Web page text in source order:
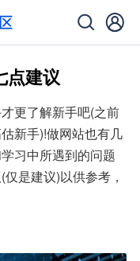
点建议
更了解新手吧(之前
新手)!做网站也有几
习中所遇到的问题
是建议)以供参考，